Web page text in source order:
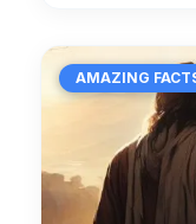
AMAZING